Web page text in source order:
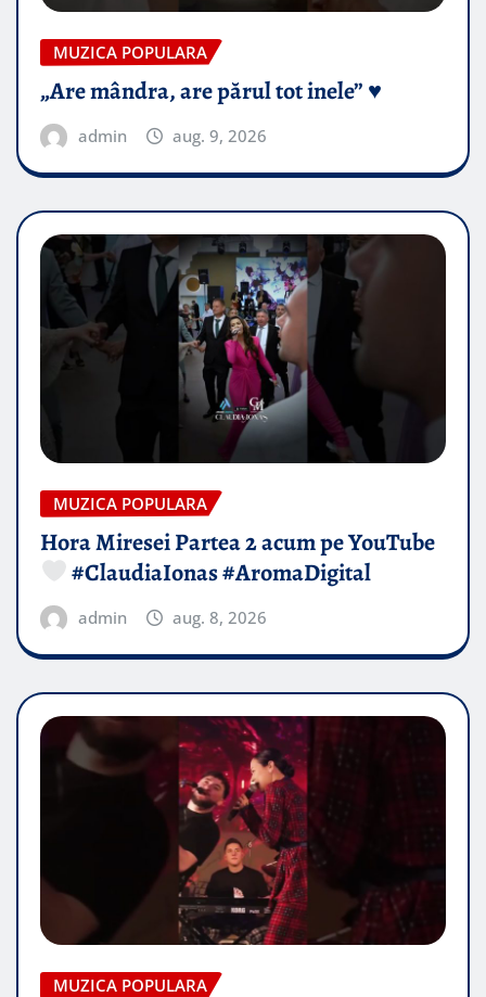
MUZICA POPULARA
„Are mândra, are părul tot inele” ♥️
admin aug. 9, 2026
MUZICA POPULARA
Hora Miresei Partea 2 acum pe YouTube
#ClaudiaIonas #AromaDigital
admin aug. 8, 2026
MUZICA POPULARA